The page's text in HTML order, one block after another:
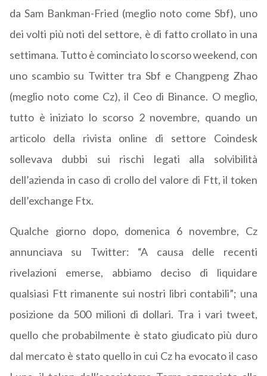
da Sam Bankman-Fried (meglio noto come Sbf), uno
dei volti più noti del settore, è di fatto crollato in una
settimana. Tutto è cominciato lo scorso weekend, con
uno scambio su Twitter tra Sbf e Changpeng Zhao
(meglio noto come Cz), il Ceo di Binance. O meglio,
tutto è iniziato lo scorso 2 novembre, quando un
articolo della rivista online di settore Coindesk
sollevava dubbi sui rischi legati alla solvibilità
dell’azienda in caso di crollo del valore di Ftt, il token
dell’exchange Ftx.
Qualche giorno dopo, domenica 6 novembre, Cz
annunciava su Twitter: “A causa delle recenti
rivelazioni emerse, abbiamo deciso di liquidare
qualsiasi Ftt rimanente sui nostri libri contabili”; una
posizione da 500 milioni di dollari. Tra i vari tweet,
quello che probabilmente è stato giudicato più duro
dal mercato è stato quello in cui Cz ha evocato il caso